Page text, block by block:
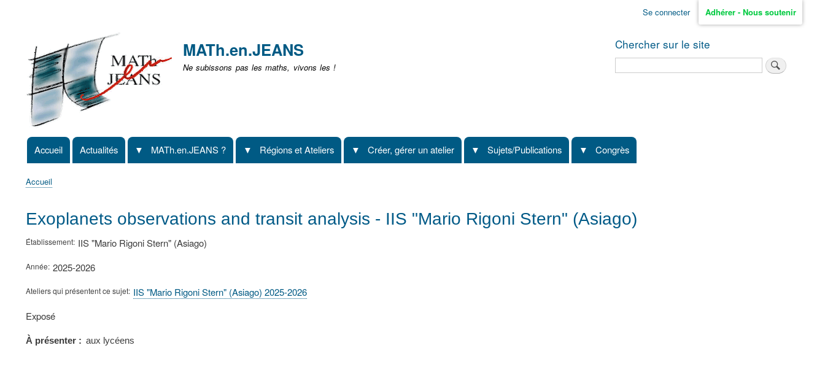
non
identifié
Se connecter Adhérer - Nous soutenir
MATh.en.JEANS
Ne subissons pas les maths, vivons les !
Chercher sur le site
Navigation
principale
Accueil Actualités MATh.en.JEANS ? Régions et Ateliers Créer, gérer un atelier Sujets/Publications Congrès
d'Ariane
Accueil
Exoplanets observations and transit analysis - IIS "Mario Rigoni Stern" (Asiago)
Établissement IIS "Mario Rigoni Stern" (Asiago)
Année 2025-2026
Ateliers qui présentent ce sujet IIS "Mario Rigoni Stern" (Asiago) 2025-2026
Type
présentation
Exposé
À présenter aux lycéens